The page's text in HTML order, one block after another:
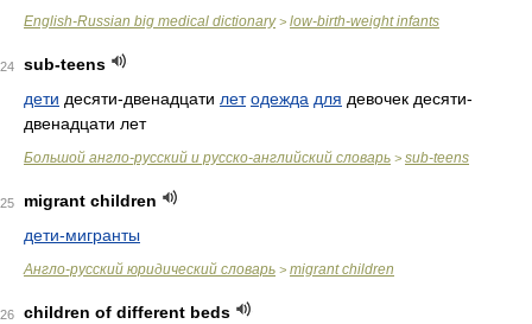
English-Russian big medical dictionary> low-birth-weight infants
24
sub-teens
дети десяти-двенадцати лет одежда для девочек десяти-
двенадцати лет
Большой англо-русский и русско-английский словарь > sub-teens
25
migrant children
дети-мигранты
Англо-русский юридический словарь > migrant children
26
children of different beds